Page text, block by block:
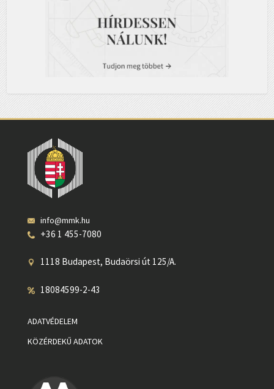
info@mmk.hu
+36 1 455-7080
1118 Budapest, Budaörsi út 125/A.
18084599-2-43
ADATVÉDELEM
KÖZÉRDEKŰ ADATOK